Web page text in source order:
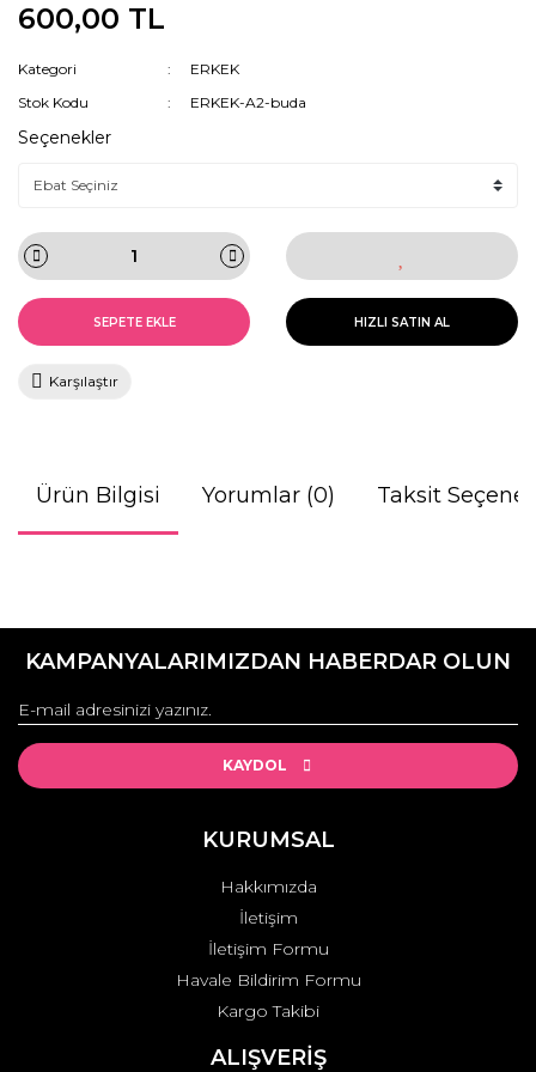
600,00 TL
Kategori
ERKEK
Stok Kodu
ERKEK-A2-buda
Seçenekler
SEPETE EKLE HIZLI SATIN AL
Karşılaştır
Ürün Bilgisi Yorumlar (0) Taksit
konularda yetersiz gördüğünüz noktaları öneri formunu
Görüş ve önerileriniz için teşekkür ederiz.
Ürün resmi kalitesiz, bozuk veya görüntülenemiyor.
Ürün açıklamasında eksik bilgiler bulunuyor.
Ürün fiyatı diğer sitelerden daha pahalı.
Gönder
KAMPANYALARIMIZDAN HABERDAR OLUN
KAYDOL
KURUMSAL
Hakkımızda
İletişim
İletişim Formu
Havale Bildirim Formu
Kargo Takibi
ALIŞVERİŞ